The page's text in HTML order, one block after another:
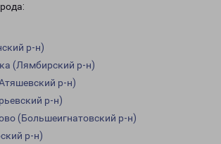
р-н)
(Лямбирский р-н)
р-н)
р-н)
(Большеигнатовский р-н)
р-н)